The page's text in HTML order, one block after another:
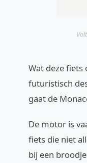
Wat deze fiets
futuristisch
gaat de
De motor is
fiets die niet
bij een